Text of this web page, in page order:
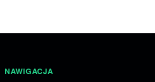
NAWIGACJA